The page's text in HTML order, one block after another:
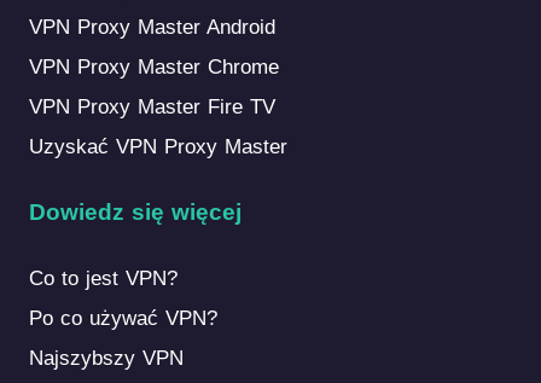
VPN Proxy Master Android
VPN Proxy Master Chrome
VPN Proxy Master Fire TV
Uzyskać VPN Proxy Master
Dowiedz się więcej
Co to jest VPN?
Po co używać VPN?
Najszybszy VPN